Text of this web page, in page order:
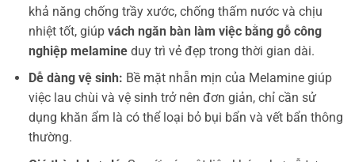
khả năng chống trầy xước, chống thấm nước và chịu
nhiệt tốt, giúp vách ngăn bàn làm việc bằng gỗ công
nghiệp melamineduy trì vẻ đẹp trong thời gian dài.
Dễ dàng vệ sinh: Bề mặt nhẵn mịn của Melamine giúp
việc lau chùi và vệ sinh trở nên đơn giản, chỉ cần sử
dụng khăn ẩm là có thể loại bỏ bụi bẩn và vết bẩn thông
thường.